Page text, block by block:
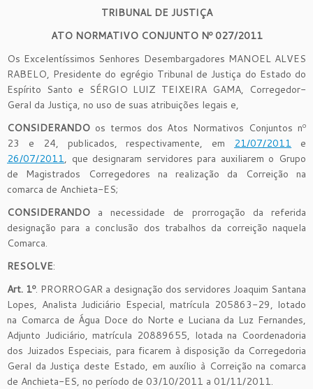
TRIBUNAL DE JUSTIÇA
ATO NORMATIVO CONJUNTO Nº 027/2011
Os Excelentíssimos Senhores Desembargadores MANOEL ALVES
RABELO, Presidente do egrégio Tribunal de Justiça do Estado do
Espírito Santo e SÉRGIO LUIZ TEIXEIRA GAMA, Corregedor-
Geral da Justiça, no uso de suas atribuições legais e,
CONSIDERANDO os termos dos Atos Normativos Conjuntos nº
23 e 24, publicados, respectivamente, em 21/07/2011 e
26/07/2011, que designaram servidores para auxiliarem o Grupo
de Magistrados Corregedores na realização da Correição na
comarca de Anchieta-ES;
CONSIDERANDO a necessidade de prorrogação da referida
designação para a conclusão dos trabalhos da correição naquela
Comarca.
RESOLVE:
Art. 1º. PRORROGAR a designação dos servidores Joaquim Santana
Lopes, Analista Judiciário Especial, matrícula 205863-29, lotado
na Comarca de Água Doce do Norte e Luciana da Luz Fernandes,
Adjunto Judiciário, matrícula 20889655, lotada na Coordenadoria
dos Juizados Especiais, para ficarem à disposição da Corregedoria
Geral da Justiça deste Estado, em auxílio à Correição na comarca
de Anchieta-ES, no período de 03/10/2011 a 01/11/2011.